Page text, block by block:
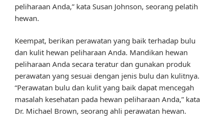
peliharaan Anda,” kata Susan Johnson, seorang pelatih
hewan.
Keempat, berikan perawatan yang baik terhadap bulu
dan kulit hewan peliharaan Anda. Mandikan hewan
peliharaan Anda secara teratur dan gunakan produk
perawatan yang sesuai dengan jenis bulu dan kulitnya.
“Perawatan bulu dan kulit yang baik dapat mencegah
masalah kesehatan pada hewan peliharaan Anda,” kata
Dr. Michael Brown, seorang ahli perawatan hewan.